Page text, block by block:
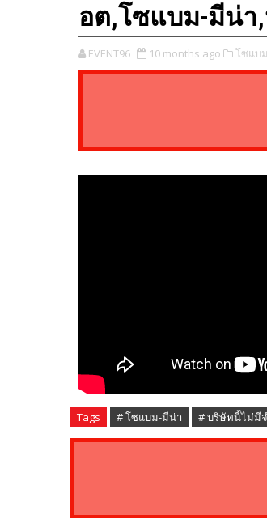
อต,โซแบม-มีน่า
EVENT96 10 months ago โซแบ
Tags # โซแบม-มีน่า # บริษัทนี้ไม่มี